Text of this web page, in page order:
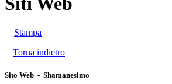
Stampa
Torna indietro
Sito Web - Shamanesimo